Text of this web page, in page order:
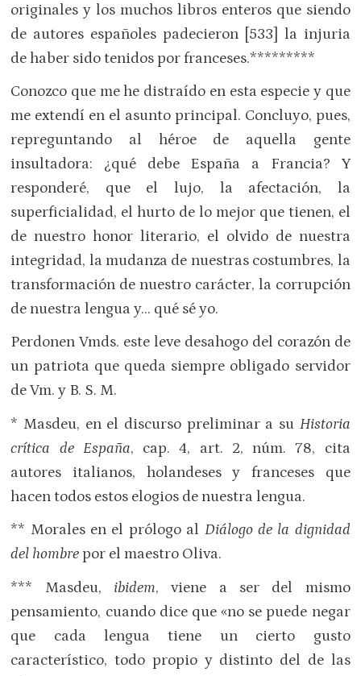
originales y los muchos libros enteros que siendo
de autores españoles padecieron [533] la injuria
de haber sido tenidos por franceses.*********
Conozco que me he distraído en esta especie y que
me extendí en el asunto principal. Concluyo, pues,
repreguntando al héroe de aquella gente
insultadora: ¿qué debe España a Francia? Y
responderé, que el lujo, la afectación, la
superficialidad, el hurto de lo mejor que tienen, el
de nuestro honor literario, el olvido de nuestra
integridad, la mudanza de nuestras costumbres, la
transformación de nuestro carácter, la corrupción
de nuestra lengua y… qué sé yo.
Perdonen Vmds. este leve desahogo del corazón de
un patriota que queda siempre obligado servidor
de Vm. y B. S. M.
* Masdeu, en el discurso preliminar a su Historia
crítica de España, cap. 4, art. 2, núm. 78, cita
autores italianos, holandeses y franceses que
hacen todos estos elogios de nuestra lengua.
** Morales en el prólogo al Diálogo de la dignidad
del hombre por el maestro Oliva.
*** Masdeu, ibidem, viene a ser del mismo
pensamiento, cuando dice que «no se puede negar
que cada lengua tiene un cierto gusto
característico, todo propio y distinto del de las